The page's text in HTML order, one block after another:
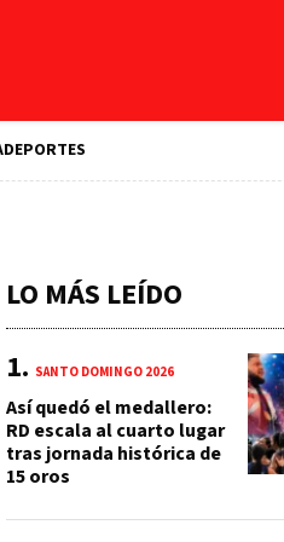
DEPORTES
LO MÁS LEÍDO
SANTO DOMINGO 2026
Así quedó el medallero:
RD escala al cuarto lugar
tras jornada histórica de
15 oros